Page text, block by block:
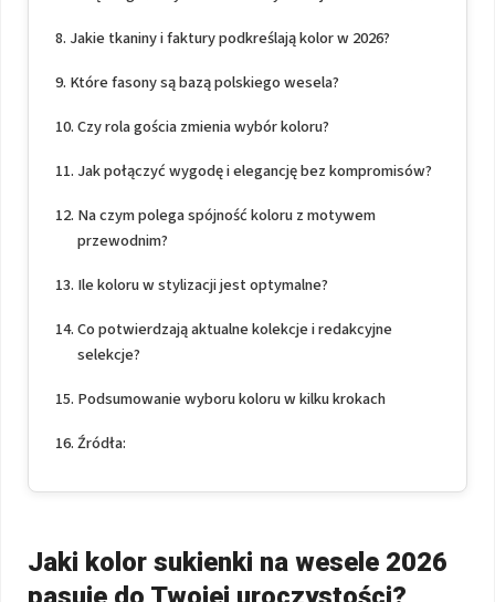
Jakie tkaniny i faktury podkreślają kolor w 2026?
Które fasony są bazą polskiego wesela?
Czy rola gościa zmienia wybór koloru?
Jak połączyć wygodę i elegancję bez kompromisów?
Na czym polega spójność koloru z motywem
przewodnim?
Ile koloru w stylizacji jest optymalne?
Co potwierdzają aktualne kolekcje i redakcyjne
selekcje?
Podsumowanie wyboru koloru w kilku krokach
Źródła:
Jaki kolor sukienki na wesele 2026